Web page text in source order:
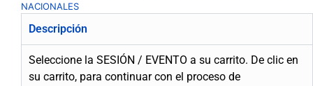
NACIONALES
Descripción
Seleccione la SESIÓN / EVENTO a su carrito. De clic en
su carrito, para continuar con el proceso de